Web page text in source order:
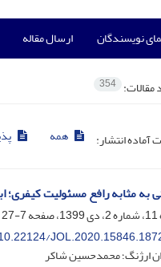
نویسندگان ارسال مقاله
مقالات: 354
آماده انتشار: همه
به مثابه رافع مسئولیت کیفری؛
7-27
ارژنگ؛ محمدحسین شاکر